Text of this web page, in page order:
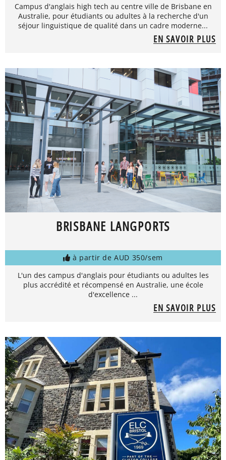
Campus d'anglais high tech au centre ville de Brisbane en
Australie, pour étudiants ou adultes à la recherche d'un
séjour linguistique de qualité dans un cadre moderne...
EN SAVOIR PLUS
BRISBANE LANGPORTS
à partir de AUD 350/sem
L'un des campus d'anglais pour étudiants ou adultes les
plus accrédité et récompensé en Australie, une école
d'excellence ...
EN SAVOIR PLUS